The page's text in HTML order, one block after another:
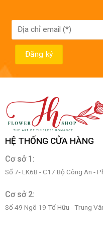
HỆ THỐNG CỬA HÀNG
Cơ sở 1:
Số 7- LK6B - C17 Bộ Công An -
Cơ sở 2:
Số 49 Ngõ 19 Tố Hữu - Trung